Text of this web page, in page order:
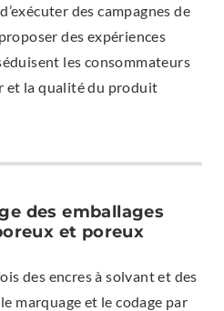
des campagnes de
des expériences
les consommateurs
et la qualité du produit
des emballages
et poreux
des encres à solvant et des
marquage et le codage par